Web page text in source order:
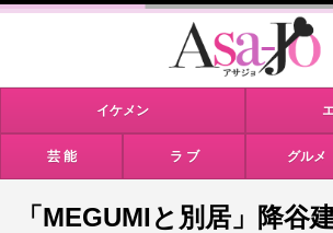
イケメン
芸 能 ラ ブ グルメ
「MEGUMIと別居」降谷